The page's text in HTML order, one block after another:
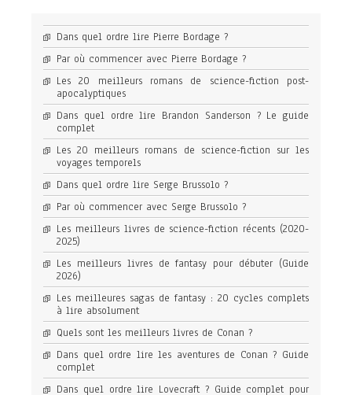
Dans quel ordre lire Pierre Bordage ?
Par où commencer avec Pierre Bordage ?
Les 20 meilleurs romans de science-fiction post-
apocalyptiques
Dans quel ordre lire Brandon Sanderson ? Le guide
complet
Les 20 meilleurs romans de science-fiction sur les
voyages temporels
Dans quel ordre lire Serge Brussolo ?
Par où commencer avec Serge Brussolo ?
Les meilleurs livres de science-fiction récents (2020-
2025)
Les meilleurs livres de fantasy pour débuter (Guide
2026)
Les meilleures sagas de fantasy : 20 cycles complets
à lire absolument
Quels sont les meilleurs livres de Conan ?
Dans quel ordre lire les aventures de Conan ? Guide
complet
Dans quel ordre lire Lovecraft ? Guide complet pour